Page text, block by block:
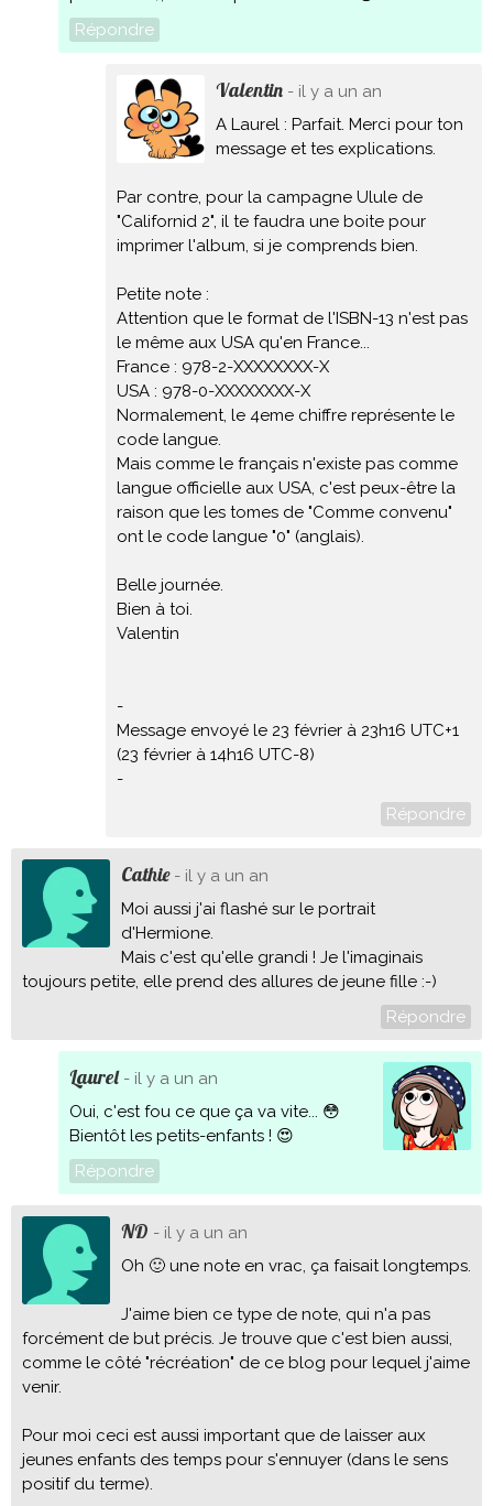
Répondre
Valentin- il y a un an
A Laurel : Parfait. Merci pour ton
message et tes explications.
Par contre, pour la campagne Ulule de
"Californid 2", il te faudra une boite pour
imprimer l'album, si je comprends bien.
Petite note :
Attention que le format de l'ISBN-13 n'est pas
le même aux USA qu'en France...
France : 978-2-XXXXXXXX-X
USA : 978-0-XXXXXXXX-X
Normalement, le 4eme chiffre représente le
code langue.
Mais comme le français n'existe pas comme
langue officielle aux USA, c'est peux-être la
raison que les tomes de "Comme convenu"
ont le code langue "0" (anglais).
Belle journée.
Bien à toi.
Valentin
-
Message envoyé le 23 février à 23h16 UTC+1
(23 février à 14h16 UTC-8)
-
Répondre
Cathie- il y a un an
Moi aussi j'ai flashé sur le portrait
d'Hermione.
Mais c'est qu'elle grandi ! Je l'imaginais
toujours petite, elle prend des allures de jeune fille :-)
Répondre
Laurel- il y a un an
Oui, c'est fou ce que ça va vite... 😳
Bientôt les petits-enfants ! 😍
Répondre
ND - il y a un an
Oh 🙂 une note en vrac, ça faisait longtemps.
J'aime bien ce type de note, qui n'a pas
forcément de but précis. Je trouve que c'est bien aussi,
comme le côté "récréation" de ce blog pour lequel j'aime
venir.
Pour moi ceci est aussi important que de laisser aux
jeunes enfants des temps pour s'ennuyer (dans le sens
positif du terme).